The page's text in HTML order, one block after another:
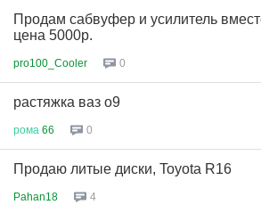
Продам сабвуфер и усилитель
цена 5000р.
pro100_Cooler 0
растяжка ваз о9
рома 66 0
Продаю литые диски, Toyota R16
Pahan18 4